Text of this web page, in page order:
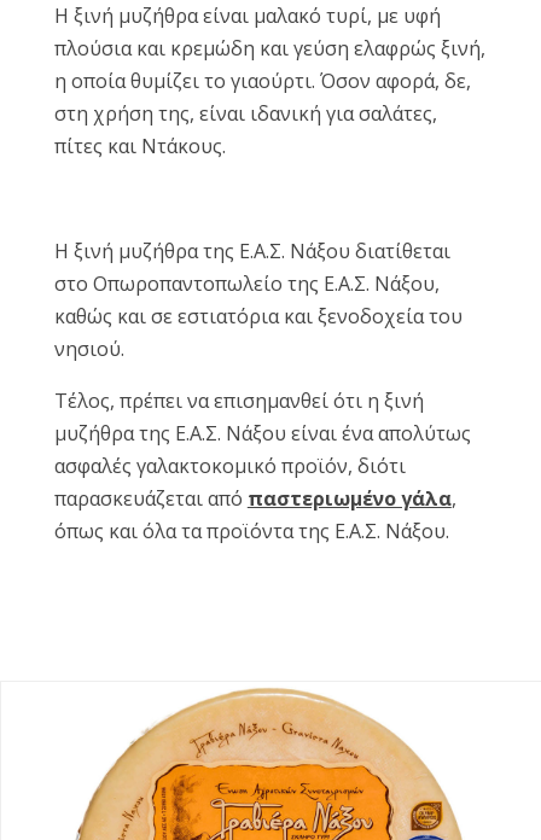
Η ξινή μυζήθρα είναι μαλακό τυρί, με υφή
πλούσια και κρεμώδη και γεύση ελαφρώς ξινή,
η οποία θυμίζει το γιαούρτι. Όσον αφορά, δε,
στη χρήση της, είναι ιδανική για σαλάτες,
πίτες και Ντάκους.
Η ξινή μυζήθρα της Ε.Α.Σ. Νάξου διατίθεται
στο Οπωροπαντοπωλείο της Ε.Α.Σ. Νάξου,
καθώς και σε εστιατόρια και ξενοδοχεία του
νησιού.
Τέλος, πρέπει να επισημανθεί ότι η ξινή
μυζήθρα της Ε.Α.Σ. Νάξου είναι ένα απολύτως
ασφαλές γαλακτοκομικό προϊόν, διότι
παρασκευάζεται από παστεριωμένο γάλα,
όπως και όλα τα προϊόντα της Ε.Α.Σ. Νάξου.